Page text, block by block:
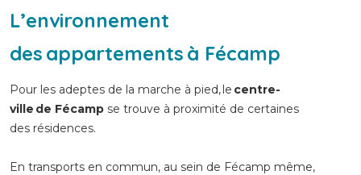
L’environnement
des appartements à Fécamp
Pour les adeptes de la marche à pied, le centre-
ville de Fécamp se trouve à proximité de certaines
des résidences.
En transports en commun, au sein de Fécamp même,